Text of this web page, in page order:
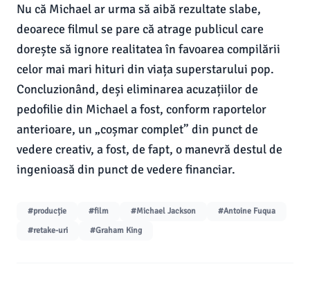
Nu că Michael ar urma să aibă rezultate slabe,
deoarece filmul se pare că atrage publicul care
dorește să ignore realitatea în favoarea compilării
celor mai mari hituri din viața superstarului pop.
Concluzionând, deși eliminarea acuzațiilor de
pedofilie din Michael a fost, conform raportelor
anterioare, un „coșmar complet” din punct de
vedere creativ, a fost, de fapt, o manevră destul de
ingenioasă din punct de vedere financiar.
#producție #film #Michael Jackson
#Antoine Fuqua
#retake-uri
#Graham King